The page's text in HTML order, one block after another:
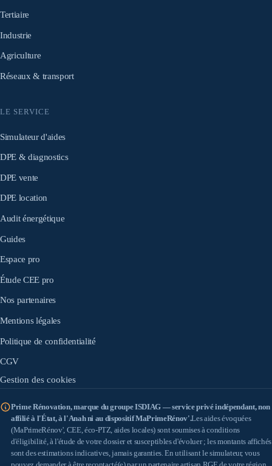
Tertiaire
Industrie
Agriculture
Réseaux & transport
LE SERVICE
Simulateur d'aides
DPE & diagnostics
DPE vente
DPE location
Audit énergétique
Guides
Espace pro
Étude CEE pro
Nos partenaires
Mentions légales
Politique de confidentialité
CGV
Gestion des cookies
Prime Rénovation, marque du groupe ISDIAG — service privé indépendant, non
affilié à l'État, à l'Anah ni au dispositif MaPrimeRénov'.Les aides évoquées
(MaPrimeRénov', CEE, éco-PTZ, aides locales) sont soumises à conditions
d'éligibilité, à l'étude de votre dossier et susceptibles d'évoluer ; les montants affichés
sont des estimations indicatives, jamais garanties. En utilisant le simulateur, vous